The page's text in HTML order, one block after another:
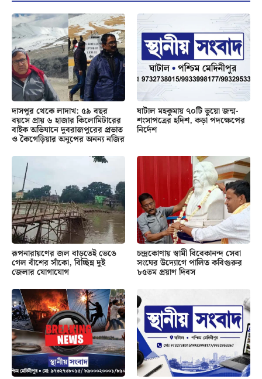
দাসপুর থেকে লাদাখ: ৫৯ বছর
বয়সে প্রায় ৬ হাজার কিলোমিটারের
বাইক অভিযানে দুবরাজপুরের প্রভাত
ও কৈগেড়িয়ার অনুপের অনন্য নজির
ঘাটাল মহকুমায় ৭০টি ভুয়ো জন্ম-
শংসাপত্রের হদিশ, কড়া পদক্ষেপের
নির্দেশ
রূপনারায়ণের জল বাড়তেই ভেঙে
গেল বাঁশের সাঁকো, বিচ্ছিন্ন দুই
জেলার যোগাযোগ
চন্দ্রকোণায় স্বামী বিবেকানন্দ সেবা
সংঘের উদ্যোগে পালিত কবিগুরুর
৮৫তম প্রয়াণ দিবস